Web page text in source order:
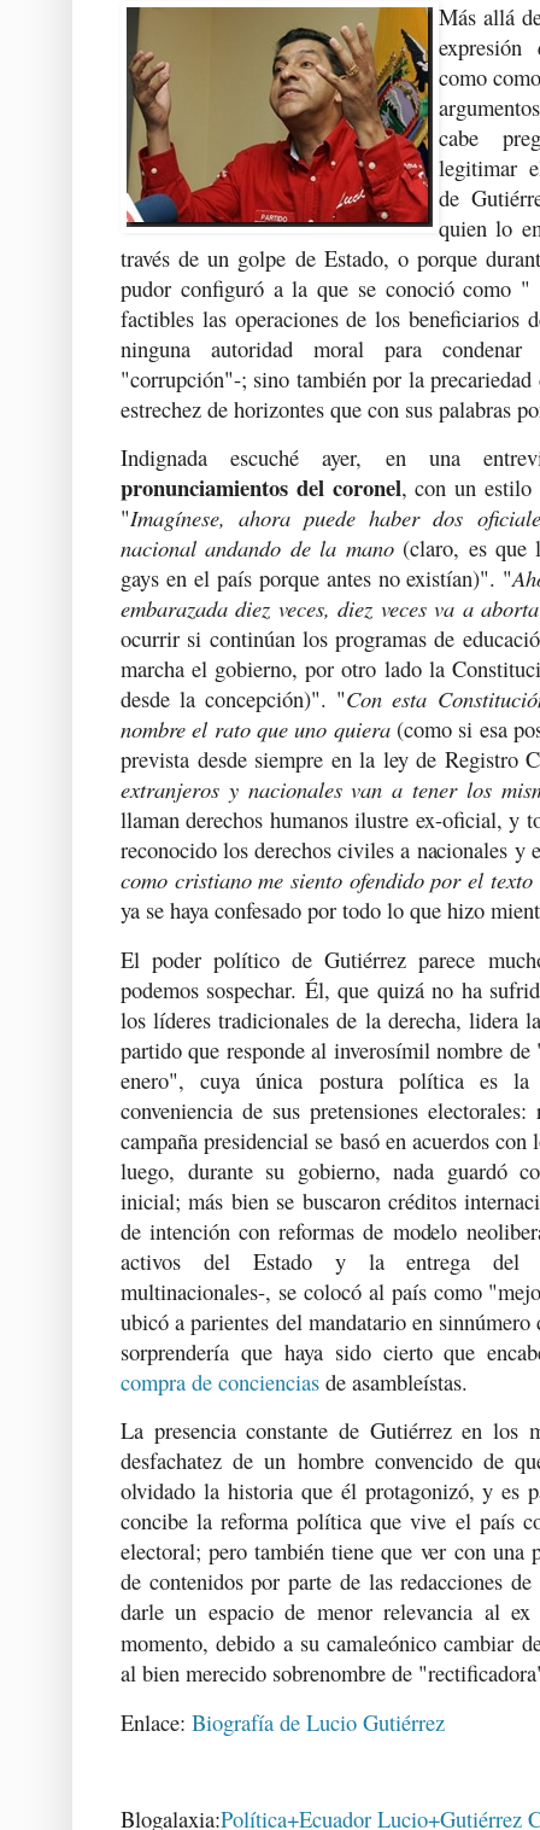
Más allá
como
cabe
legitimar
de
quien lo
través de un golpe de Estado, o porque
pudor configuró a la que se conoció como "
factibles las operaciones de los beneficiarios
ninguna autoridad moral para
"corrupción"-; sino también por la precariedad
estrechez de horizontes que con sus palabras
Indignada escuché ayer, en una
pronunciamientos del coronel, con un estilo
"Imagínese, ahora puede haber dos
nacional andando de la mano(claro, es que
gays en el país porque antes no existían)". "
embarazada diez veces, diez veces va a
ocurrir si continúan los programas de
marcha el gobierno, por otro lado la
desde la concepción)". "Con esta
nombre el rato que uno quiera(como si esa
prevista desde siempre en la ley de Registro
extranjeros y nacionales van a tener los
llaman derechos humanos ilustre ex-oficial, y
reconocido los derechos civiles a nacionales
como cristiano me siento ofendido por el
ya se haya confesado por todo lo que hizo
El poder político de Gutiérrez parece
podemos sospechar. Él, que quizá no ha
los líderes tradicionales de la derecha, lidera
partido que responde al inverosímil nombre
enero", cuya única postura política es
conveniencia de sus pretensiones
campaña presidencial se basó en acuerdos
luego, durante su gobierno, nada guardó
inicial; más bien se buscaron créditos
de intención con reformas de modelo
activos del Estado y la entrega del
multinacionales-, se colocó al país como
ubicó a parientes del mandatario en
sorprendería que haya sido cierto que
compra de conciencias de asambleístas.
La presencia constante de Gutiérrez en los
desfachatez de un hombre convencido de
olvidado la historia que él protagonizó, y es
concibe la reforma política que vive el país
electoral; pero también tiene que ver con una
de contenidos por parte de las redacciones
darle un espacio de menor relevancia al
momento, debido a su camaleónico cambiar
al bien merecido sobrenombre de
Enlace: Biografía de Lucio Gutiérrez
Blogalaxia:Política+Ecuador Lucio+Gutiérrez